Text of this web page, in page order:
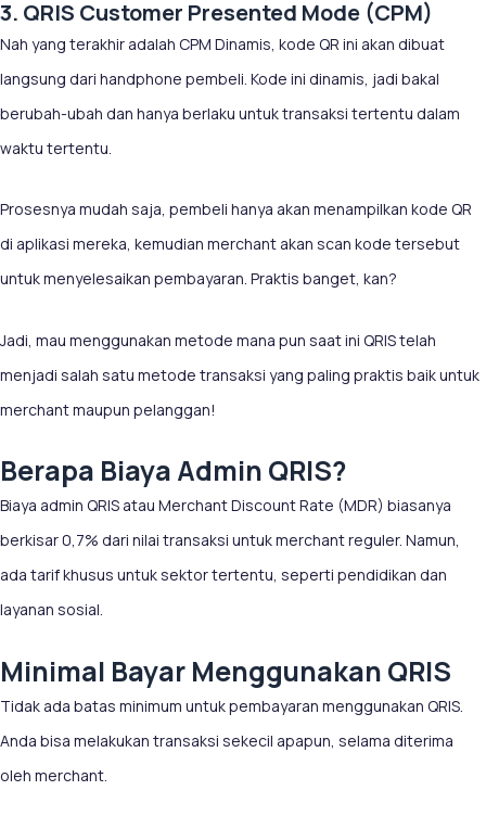
3. QRIS Customer Presented Mode (CPM)
Nah yang terakhir adalah CPM Dinamis, kode QR ini akan dibuat
langsung dari handphone pembeli. Kode ini dinamis, jadi bakal
berubah-ubah dan hanya berlaku untuk transaksi tertentu dalam
waktu tertentu.
Prosesnya mudah saja, pembeli hanya akan menampilkan kode QR
di aplikasi mereka, kemudian merchant akan scan kode tersebut
untuk menyelesaikan pembayaran. Praktis banget, kan?
Jadi, mau menggunakan metode mana pun saat ini QRIS telah
menjadi salah satu metode transaksi yang paling praktis baik untuk
merchant maupun pelanggan!
Berapa Biaya Admin QRIS?
Biaya admin QRIS atau Merchant Discount Rate (MDR) biasanya
berkisar 0,7% dari nilai transaksi untuk merchant reguler. Namun,
ada tarif khusus untuk sektor tertentu, seperti pendidikan dan
layanan sosial.
Minimal Bayar Menggunakan QRIS
Tidak ada batas minimum untuk pembayaran menggunakan QRIS.
Anda bisa melakukan transaksi sekecil apapun, selama diterima
oleh merchant.